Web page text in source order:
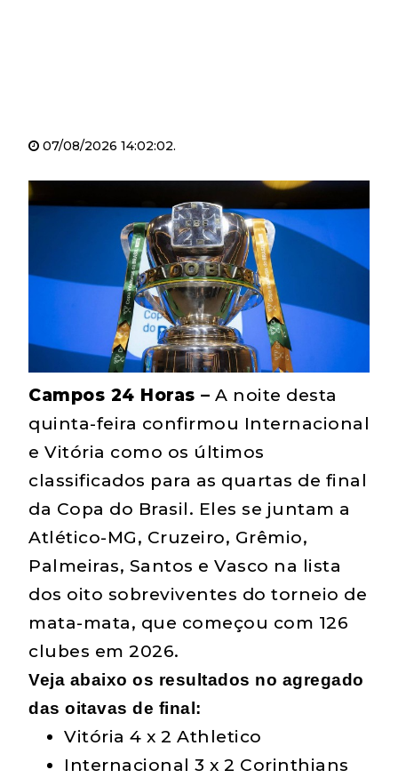
07/08/2026 14:02:02.
Campos 24 Horas – A noite desta
quinta-feira confirmou Internacional
e Vitória como os últimos
classificados para as quartas de final
da Copa do Brasil. Eles se juntam a
Atlético-MG, Cruzeiro, Grêmio,
Palmeiras, Santos e Vasco na lista
dos oito sobreviventes do torneio de
mata-mata, que começou com 126
clubes em 2026.
Veja abaixo os resultados no agregado
das oitavas de final:
Vitória 4 x 2 Athletico
Internacional 3 x 2 Corinthians